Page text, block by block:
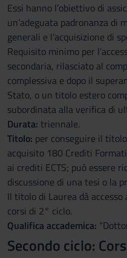
Essi hanno l’obiettivo di
un’adeguata padronanza
generali e l’acquisizione di
Requisito minimo per
secondaria, rilasciato al
complessiva e dopo il
Stato, o un titolo estero
subordinata alla verifica di
Durata: triennale.
Titolo: per conseguire il
acquisito 180 Crediti
ai crediti ECTS; può essere
discussione di una tesi o la
Il titolo di Laurea dà
corsi di 2° ciclo.
Qualifica accademica:
Secondo ciclo: